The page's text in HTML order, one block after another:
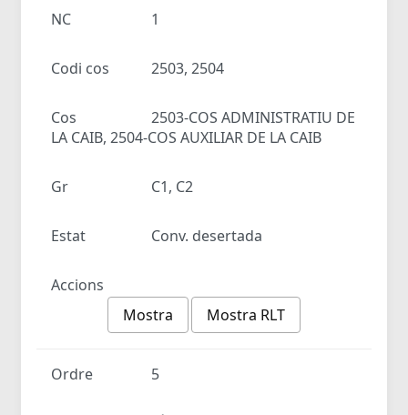
NC 1
Codi cos 2503, 2504
Cos
2503-COS ADMINISTRATIU DE
LA CAIB, 2504-COS AUXILIAR DE LA CAIB
Gr C1, C2
Estat Conv. desertada
Accions
Mostra
Mostra RLT
Ordre 5